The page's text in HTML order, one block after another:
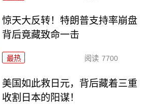
惊天大反转！特朗普支持率崩盘
背后竟藏致命一击
最热 阅读 7700
美国如此救日元，背后藏着三重
收割日本的阳谋！